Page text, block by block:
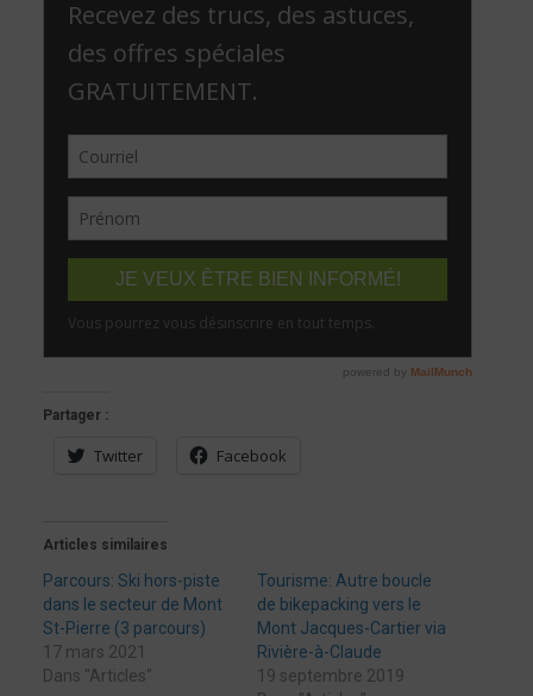
Partager :
Twitter Facebook
Articles similaires
Parcours: Ski hors-piste
dans le secteur de Mont
St-Pierre (3 parcours)
17 mars 2021
Dans "Articles"
Tourisme: Autre boucle
de bikepacking vers le
Mont Jacques-Cartier via
Rivière-à-Claude
19 septembre 2019